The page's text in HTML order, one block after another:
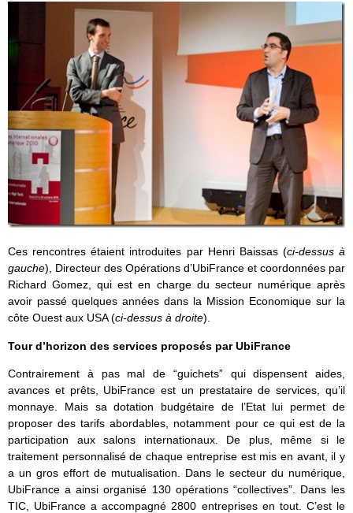
Ces rencontres étaient introduites par Henri Baissas (ci-dessus à
gauche), Directeur des Opérations d’UbiFrance et coordonnées par
Richard Gomez, qui est en charge du secteur numérique après
avoir passé quelques années dans la Mission Economique sur la
côte Ouest aux USA (ci-dessus à droite).
Tour d’horizon des services proposés par UbiFrance
Contrairement à pas mal de “guichets” qui dispensent aides,
avances et prêts, UbiFrance est un prestataire de services, qu’il
monnaye. Mais sa dotation budgétaire de l’Etat lui permet de
proposer des tarifs abordables, notamment pour ce qui est de la
participation aux salons internationaux. De plus, même si le
traitement personnalisé de chaque entreprise est mis en avant, il y
a un gros effort de mutualisation. Dans le secteur du numérique,
UbiFrance a ainsi organisé 130 opérations “collectives”. Dans les
TIC, UbiFrance a accompagné 2800 entreprises en tout. C’est le